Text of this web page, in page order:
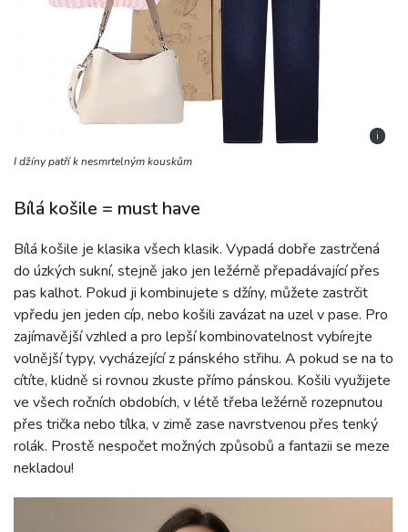
i
I džíny patří k nesmrtelným kouskům
Bílá košile = must have
Bílá košile je klasika všech klasik. Vypadá dobře zastrčená
do úzkých sukní, stejně jako jen ležérně přepadávající přes
pas kalhot. Pokud ji kombinujete s džíny, můžete zastrčit
vpředu jen jeden cíp, nebo košili zavázat na uzel v pase. Pro
zajímavější vzhled a pro lepší kombinovatelnost vybírejte
volnější typy, vycházející z pánského střihu. A pokud se na to
cítíte, klidně si rovnou zkuste přímo pánskou. Košili využijete
ve všech ročních obdobích, v létě třeba ležérně rozepnutou
přes trička nebo tílka, v zimě zase navrstvenou přes tenký
rolák. Prostě nespočet možných způsobů a fantazii se meze
nekladou!